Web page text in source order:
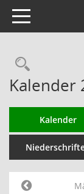
Toggle navigation
Kalender
Kalender